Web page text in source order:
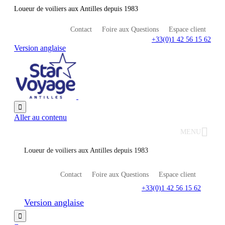
Loueur de voiliers aux Antilles depuis 1983
Contact Foire aux Questions
Espace client
+33(0)1 42 56 15 62
Version anglaise

Aller au contenu
MENU
Loueur de voiliers aux Antilles depuis 1983
Contact Foire aux Questions
Espace client
+33(0)1 42 56 15 62
Version anglaise
